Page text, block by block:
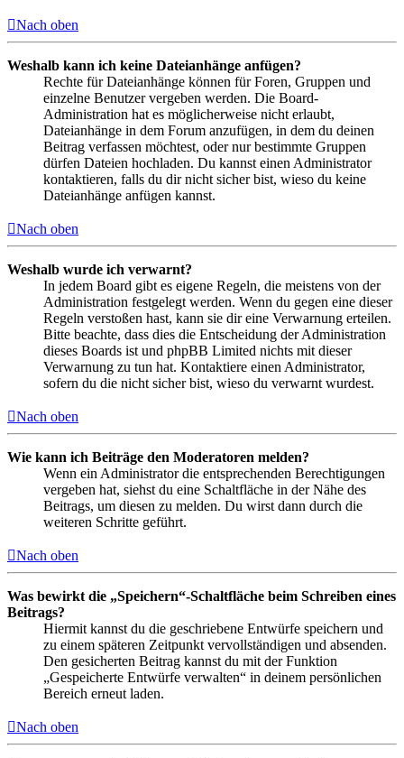
Nach oben
Weshalb kann ich keine Dateianhänge anfügen?
Rechte für Dateianhänge können für Foren, Gruppen und
einzelne Benutzer vergeben werden. Die Board-
Administration hat es möglicherweise nicht erlaubt,
Dateianhänge in dem Forum anzufügen, in dem du deinen
Beitrag verfassen möchtest, oder nur bestimmte Gruppen
dürfen Dateien hochladen. Du kannst einen Administrator
kontaktieren, falls du dir nicht sicher bist, wieso du keine
Dateianhänge anfügen kannst.
Nach oben
Weshalb wurde ich verwarnt?
In jedem Board gibt es eigene Regeln, die meistens von der
Administration festgelegt werden. Wenn du gegen eine dieser
Regeln verstoßen hast, kann sie dir eine Verwarnung erteilen.
Bitte beachte, dass dies die Entscheidung der Administration
dieses Boards ist und phpBB Limited nichts mit dieser
Verwarnung zu tun hat. Kontaktiere einen Administrator,
sofern du die nicht sicher bist, wieso du verwarnt wurdest.
Nach oben
Wie kann ich Beiträge den Moderatoren melden?
Wenn ein Administrator die entsprechenden Berechtigungen
vergeben hat, siehst du eine Schaltfläche in der Nähe des
Beitrags, um diesen zu melden. Du wirst dann durch die
weiteren Schritte geführt.
Nach oben
Was bewirkt die „Speichern“-Schaltfläche beim Schreiben eines
Beitrags?
Hiermit kannst du die geschriebene Entwürfe speichern und
zu einem späteren Zeitpunkt vervollständigen und absenden.
Den gesicherten Beitrag kannst du mit der Funktion
„Gespeicherte Entwürfe verwalten“ in deinem persönlichen
Bereich erneut laden.
Nach oben